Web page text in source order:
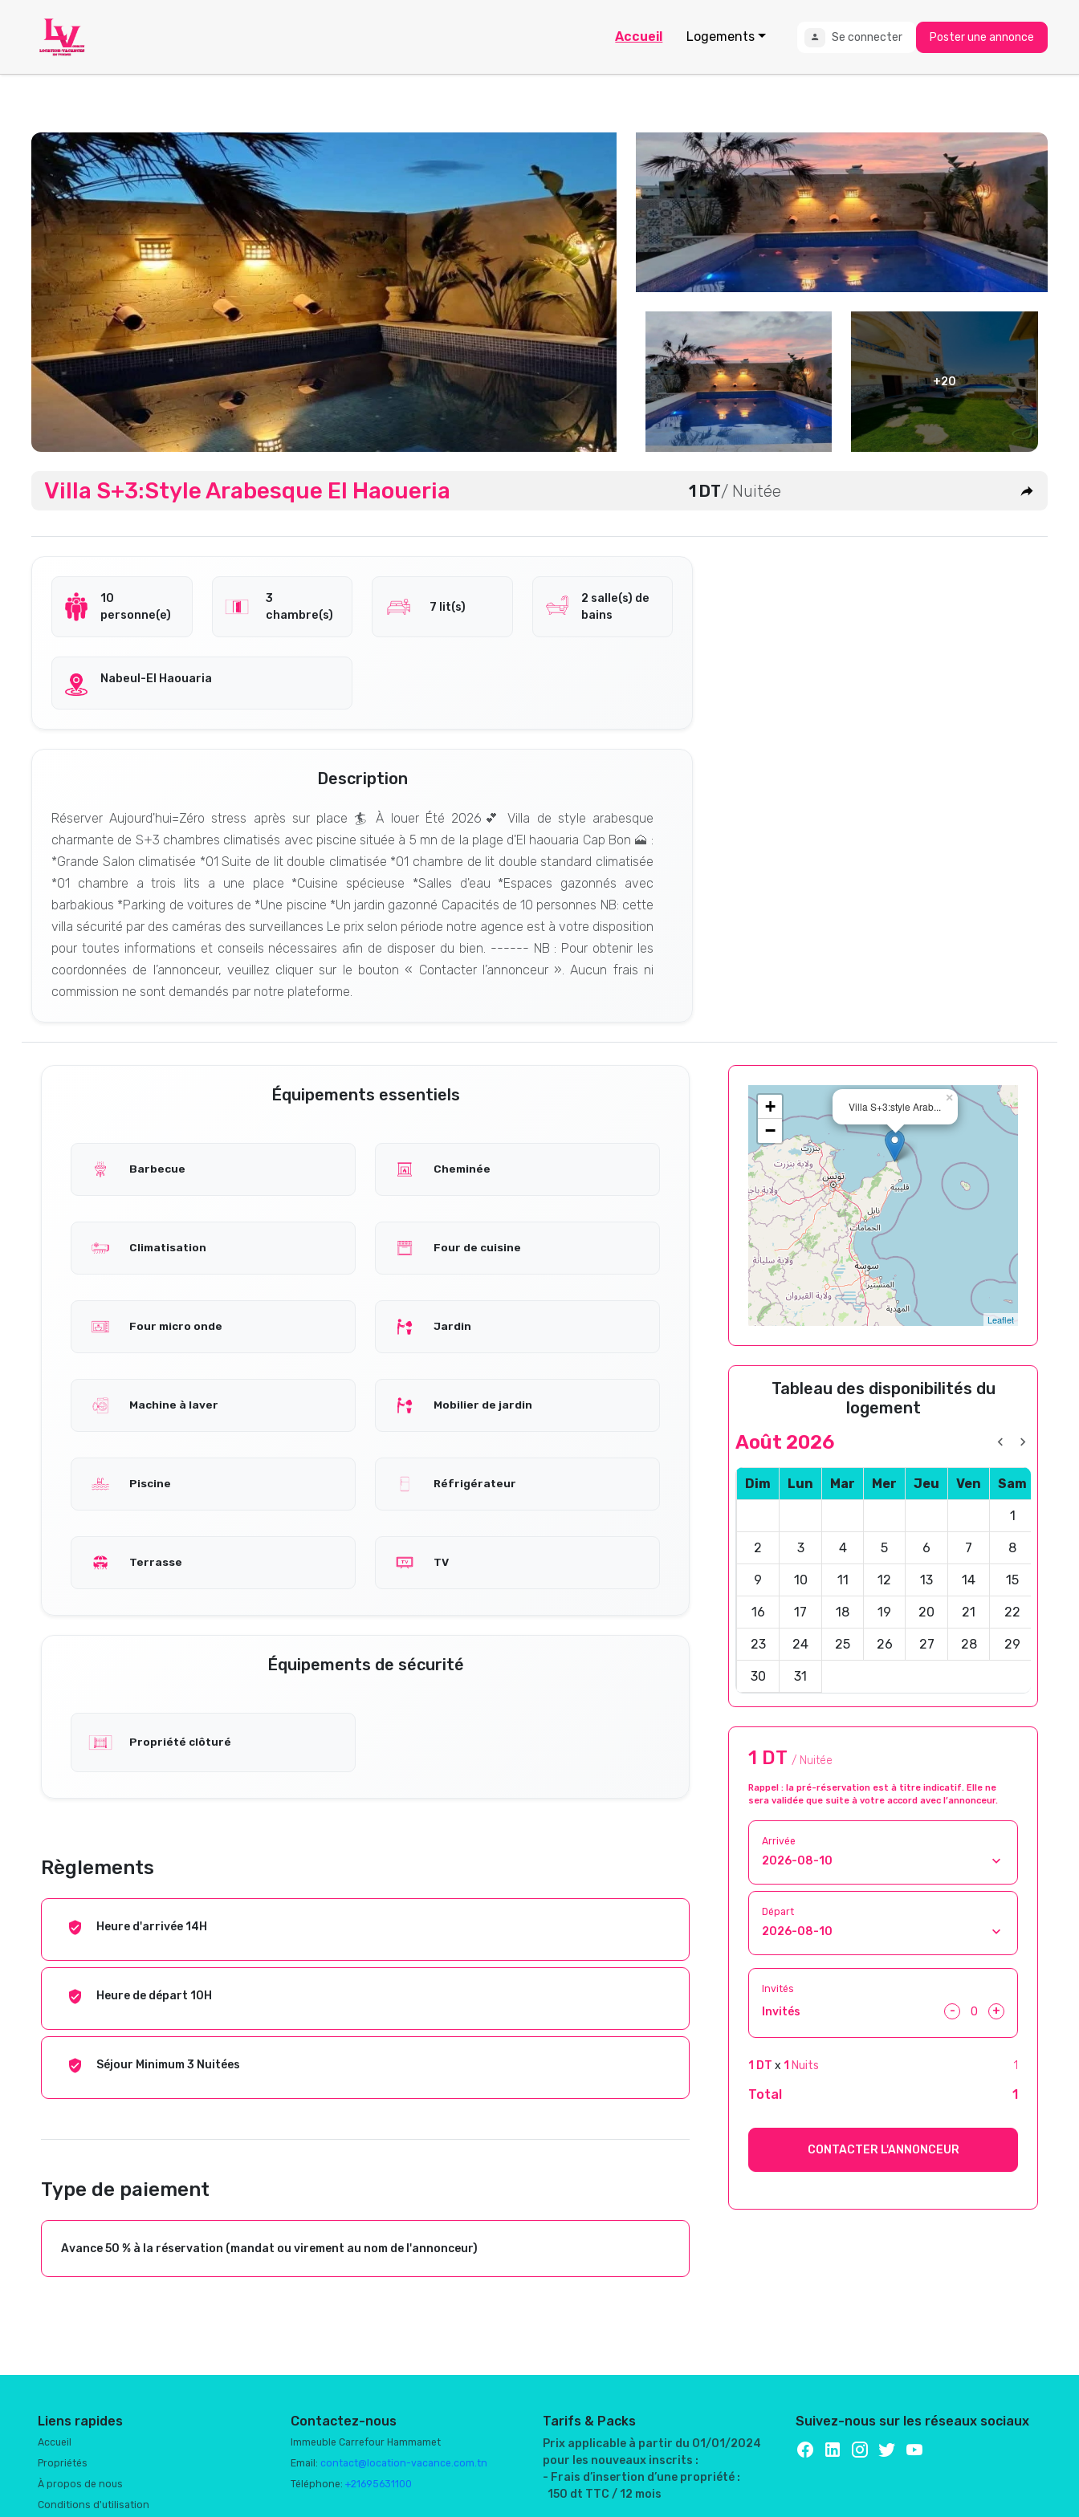
Accueil Logements Se connecter Poster une annonce
+20
Villa S+3:style Arabesque El Haoueria 1 DT/ Nuitée
10
personne(e)
3
chambre(s)
7 lit(s)
2 salle(s) de
bains
Nabeul-El Haouaria
Description
Réserver Aujourd'hui=Zéro stress après sur place 🏄 À louer Été 2026💕 Villa de style arabesque
charmante de S+3 chambres climatisés avec piscine située à 5 mn de la plage d'El haouaria Cap Bon 🗻 :
*Grande Salon climatisée *01 Suite de lit double climatisée *01 chambre de lit double standard climatisée
*01 chambre a trois lits a une place *Cuisine spécieuse *Salles d'eau *Espaces gazonnés avec
barbakious *Parking de voitures de *Une piscine *Un jardin gazonné Capacités de 10 personnes NB: cette
villa sécurité par des caméras des surveillances Le prix selon période notre agence est à votre disposition
pour toutes informations et conseils nécessaires afin de disposer du bien. ------ NB : Pour obtenir les
coordonnées de l’annonceur, veuillez cliquer sur le bouton « Contacter l’annonceur ». Aucun frais ni
commission ne sont demandés par notre plateforme.
Équipements essentiels
Barbecue Cheminée
Climatisation Four de cuisine
Four micro onde Jardin
Machine à laver Mobilier de jardin
Piscine Réfrigérateur
Terrasse TV
Équipements de sécurité
Propriété clôturé
Règlements
Heure d'arrivée 14H
Heure de départ 10H
Séjour Minimum 3 Nuitées
Type de paiement
Avance 50 % à la réservation (mandat ou virement au nom de l'annonceur)
Villa S+3:style Arab...
×
+
−
Leaflet
Tableau des disponibilités du
logement
Août 2026
Dim Lun Mar Mer Jeu Ven Sam
1
2 3 4 5 6 7 8
9 10 11 12 13 14 15
16 17 18 19 20 21 22
23 24 25 26 27 28 29
30 31
1 DT / Nuitée
Rappel : la pré-réservation est à titre indicatif. Elle ne
sera validée que suite à votre accord avec l’annonceur.
Arrivée
Départ
Invités
Invités - +
1 DT x 1 Nuits 1
Total 1
CONTACTER L'ANNONCEUR
Liens rapides
Accueil
Propriétés
À propos de nous
Conditions d'utilisation
Contactez-nous
Immeuble Carrefour Hammamet
Email: contact@location-vacance.com.tn
Téléphone: +21695631100
Tarifs & Packs
Prix applicable à partir du 01/01/2024
pour les nouveaux inscrits :
- Frais d’insertion d’une propriété :
150 dt TTC / 12 mois
Suivez-nous sur les réseaux sociaux